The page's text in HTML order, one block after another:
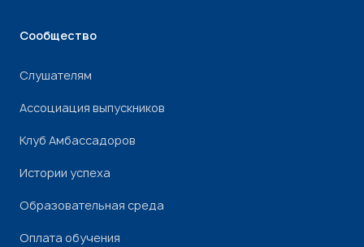
Сообщество
Слушателям
Ассоциация выпускников
Клуб Амбассадоров
Истории успеха
Образовательная среда
Оплата обучения